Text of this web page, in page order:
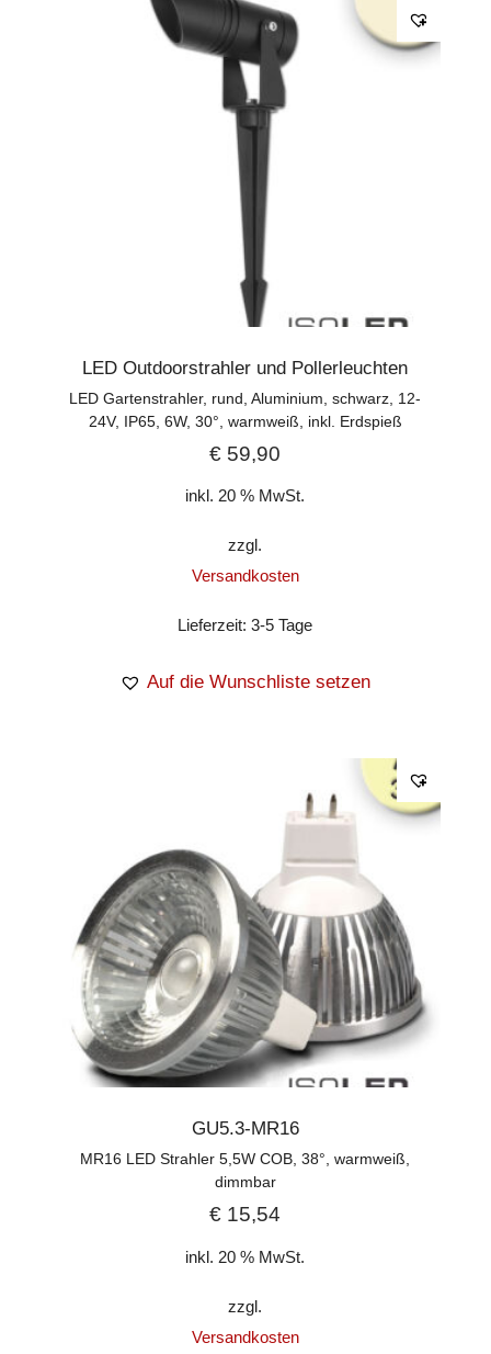
LED Outdoorstrahler und Pollerleuchten
LED Gartenstrahler, rund, Aluminium, schwarz, 12-
24V, IP65, 6W, 30°, warmweiß, inkl. Erdspieß
€ 59,90
inkl. 20 % MwSt.
zzgl.
Versandkosten
Lieferzeit:3-5 Tage
Auf die Wunschliste setzen
GU5.3-MR16
MR16 LED Strahler 5,5W COB, 38°, warmweiß,
dimmbar
€ 15,54
inkl. 20 % MwSt.
zzgl.
Versandkosten